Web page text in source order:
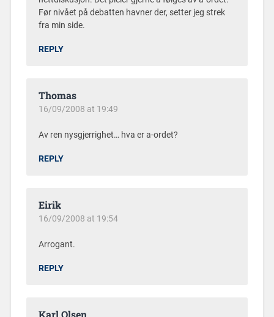
Før nivået på debatten havner der, setter jeg strek
fra min side.
REPLY
Thomas
16/09/2008 at 19:49
Av ren nysgjerrighet… hva er a-ordet?
REPLY
Eirik
16/09/2008 at 19:54
Arrogant.
REPLY
Karl Olsen